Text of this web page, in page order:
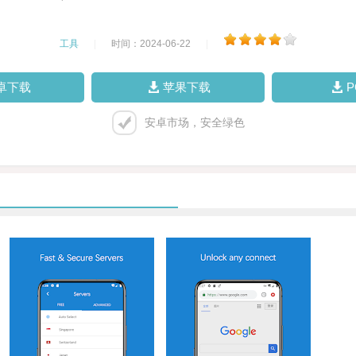
工具 时间：2024-06-22
下载 苹果下载
安卓市场，安全绿色